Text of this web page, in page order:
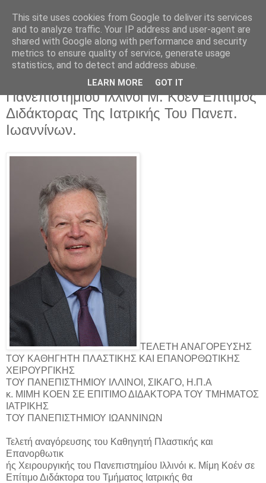
EPIRUS VOICE
Παρασκευή 7 Οκτωβρίου 2016
Ο Καθηγητής Πλαστικής Του
Πανεπιστημίου Ιλλινόι Μ. Κοέν Επίτιμος
Διδάκτορας Της Ιατρικής Του Πανεπ.
Ιωαννίνων.
ΤΕΛΕΤΗ ΑΝΑΓΟΡΕΥΣΗΣ
ΤΟΥ ΚΑΘΗΓΗΤΗ ΠΛΑΣΤΙΚΗΣ ΚΑΙ ΕΠΑΝΟΡΘΩΤΙΚΗΣ
ΧΕΙΡΟΥΡΓΙΚΗΣ
ΤΟΥ ΠΑΝΕΠΙΣΤΗΜΙΟΥ ΙΛΛΙΝΟΙ, ΣΙΚΑΓΟ, Η.Π.Α
κ. ΜΙΜΗ ΚΟΕΝ ΣΕ ΕΠΙΤΙΜΟ ΔΙΔΑΚΤΟΡΑ ΤΟΥ ΤΜΗΜΑΤΟΣ
ΙΑΤΡΙΚΗΣ
ΤΟΥ ΠΑΝΕΠΙΣΤΗΜΙΟΥ ΙΩΑΝΝΙΝΩΝ
Τελετή αναγόρευσης του Καθηγητή Πλαστικής και
Επανορθωτικ
ής Χειρουργικής του Πανεπιστημίου Ιλλινόι κ. Μίμη Κοέν σε
Επίτιμο Διδάκτορα του Τμήματος Ιατρικής θα
This site uses cookies from Google to deliver its services
and to analyze traffic. Your IP address and user-agent are
shared with Google along with performance and security
metrics to ensure quality of service, generate usage
statistics, and to detect and address abuse.
LEARN MORE GOT IT